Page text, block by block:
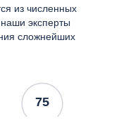
из численных
эксперты
сложнейших
75